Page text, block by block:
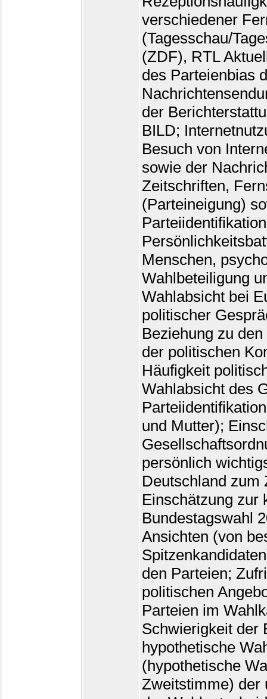
verschiedener
(Tagesschau/
(ZDF), RTL
des Parteienbias
der
BILD;
Besuch von
sowie der
Zeitschriften,
(Parteineigung)
Menschen,
Wahlbeteiligung
Wahlabsicht bei
politischer
Beziehung zu
der politischen
Häufigkeit
Wahlabsicht des
und Mutter);
persönlich
Deutschland zum
Einschätzung zur
Bundestagswahl
Ansichten (von
den Parteien;
politischen
Parteien im
Schwierigkeit der
hypothetische
(hypothetische
Zweitstimme) der